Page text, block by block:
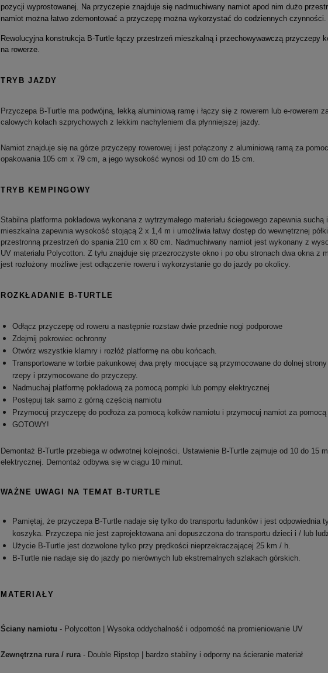
pozycji wyprostowanej. Na przyczepie znajduje się nadmuchiwany namiot apod nim dużo
namiot można łatwo zdemontować a przyczepę można wykorzystać do codziennych czynności.
Rewolucyjna konstrukcja B-Turtle łączy przestrzeń mieszkalną i przechowywawczą przyczepy
na rowerze.
TRYB JAZDY
Przyczepa B-Turtle ma podwójną, lekką aluminiową ramę i łączy się z rowerem lub e-rowerem
calowych kołach szprychowych z lekkim nachyleniem dla płynniejszej jazdy.
Namiot znajduje się na górze przyczepy rowerowej i jest połączony z aluminiową ramą za
opakowania 105 cm x 79 cm, a jego wysokość wynosi od 10 cm do 15 cm.
TRYB KEMPINGOWY
Stabilna platforma pokładowa wykonana z wytrzymałego materiału ściegowego zapewnia
mieszkalna zapewnia wysokość stojącą 2 x 1,4 m i umożliwia łatwy dostęp do wewnętrznej
przestronną przestrzeń do spania 210 cm x 80 cm. Nadmuchiwany namiot jest wykonany z
UV materiału Polycotton. Z tyłu znajduje się przezroczyste okno i po obu stronach dwa okna z
jest rozłożony możliwe jest odłączenie roweru i wykorzystanie go do jazdy po okolicy.
ROZKŁADANIE B-TURTLE
Odłącz przyczepę od roweru a następnie rozstaw dwie przednie nogi podporowe
Zdejmij pokrowiec ochronny
Otwórz wszystkie klamry i rozłóż platformę na obu końcach.
Transportowane w torbie pakunkowej dwa pręty mocujące są przymocowane do dolnej
rzepy i przymocowane do przyczepy.
Nadmuchaj platformę pokładową za pomocą pompki lub pompy elektrycznej
Postępuj tak samo z górną częścią namiotu
Przymocuj przyczepę do podłoża za pomocą kołków namiotu i przymocuj namiot za
GOTOWY!
Demontaż B-Turtle przebiega w odwrotnej kolejności. Ustawienie B-Turtle zajmuje od 10 do 15
elektrycznej.
Demontaż odbywa się w ciągu 10 minut.
WAŻNE UWAGI NA TEMAT B-TURTLE
Pamiętaj, że przyczepa B-Turtle nadaje się tylko do transportu ładunków i jest odpowiednia
koszyka.
Przyczepa nie jest zaprojektowana ani dopuszczona do transportu dzieci i / lub
Użycie B-Turtle jest dozwolone tylko przy prędkości nieprzekraczającej 25 km / h.
B-Turtle nie nadaje się do jazdy po nierównych lub ekstremalnych szlakach górskich.
MATERIAŁY
Ściany namiotu - Polycotton | Wysoka oddychalność i odporność na promieniowanie UV
Zewnętrzna rura / rura- Double Ripstop | bardzo stabilny i odporny na ścieranie materiał